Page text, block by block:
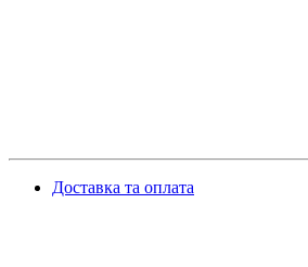
Доставка та оплата